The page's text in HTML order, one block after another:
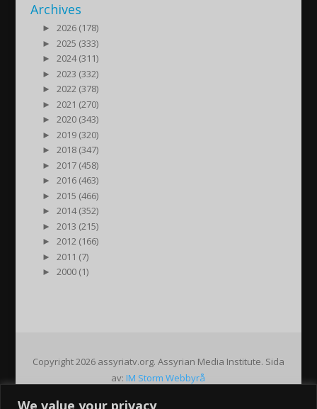
We value your privacy
Archives
►
2026 (178)
►
2025 (333)
►
2024 (311)
►
2023 (332)
►
2022 (378)
►
2021 (270)
►
2020 (343)
►
2019 (320)
►
2018 (347)
►
2017 (458)
►
2016 (463)
►
2015 (466)
►
2014 (352)
►
2013 (215)
►
2012 (166)
►
2011 (7)
►
2000 (1)
Copyright 2026 assyriatv.org. Assyrian Media Institute. Sida
av: IM Storm Webbyrå